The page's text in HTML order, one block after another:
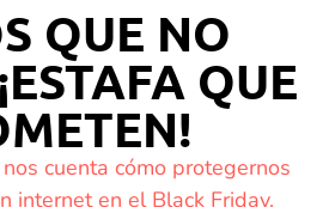
QUE NO
QUE
cuenta cómo protegernos
internet en el Black Friday.